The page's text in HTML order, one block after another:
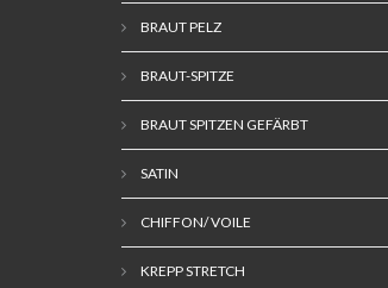
BRAUT PELZ
BRAUT-SPITZE
BRAUT SPITZEN GEFÄRBT
SATIN
CHIFFON/ VOILE
KREPP STRETCH